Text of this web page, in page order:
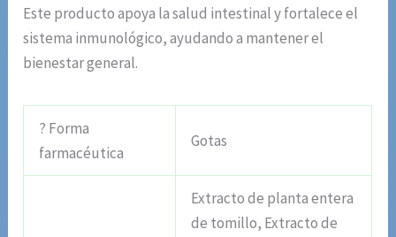
Este producto apoya la salud intestinal y fortalece el
sistema inmunológico, ayudando a mantener el
bienestar general.
? Forma
farmacéutica
Gotas
Extracto de planta entera
de tomillo, Extracto de